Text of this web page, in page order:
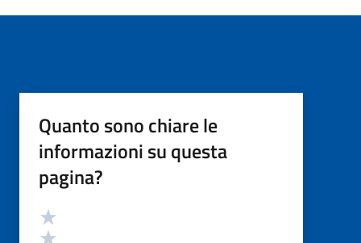
Quanto sono chiare le
informazioni su questa
pagina?
Valutazione